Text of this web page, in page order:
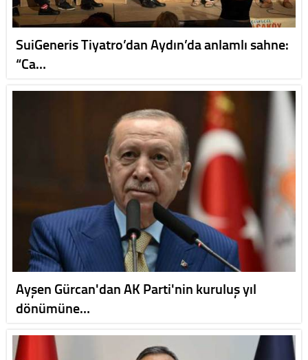
SuiGeneris Tiyatro’dan Aydın’da anlamlı sahne:
“Ca…
Ayşen Gürcan'dan AK Parti'nin kuruluş yıl
dönümüne…